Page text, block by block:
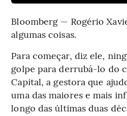
Bloomberg — Rogério
algumas coisas.
Para começar, diz ele,
golpe para derrubá-lo do
Capital, a gestora que
uma das maiores e mais
longo das últimas duas